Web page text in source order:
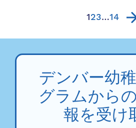
123…14
デンバー幼
グラムから
報を受け